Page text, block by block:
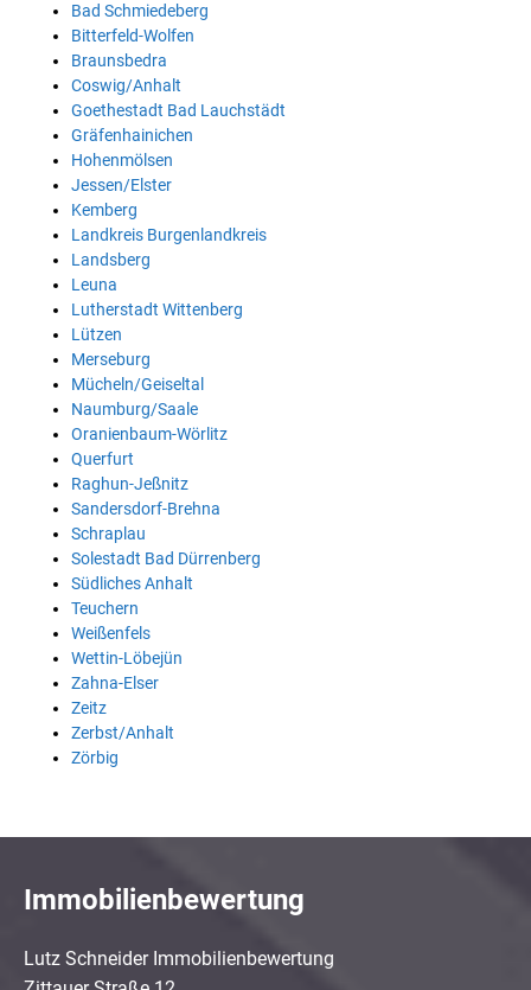
Bad Schmiedeberg
Bitterfeld-Wolfen
Braunsbedra
Coswig/Anhalt
Goethestadt Bad Lauchstädt
Gräfenhainichen
Hohenmölsen
Jessen/Elster
Kemberg
Landkreis Burgenlandkreis
Landsberg
Leuna
Lutherstadt Wittenberg
Lützen
Merseburg
Mücheln/Geiseltal
Naumburg/Saale
Oranienbaum-Wörlitz
Querfurt
Raghun-Jeßnitz
Sandersdorf-Brehna
Schraplau
Solestadt Bad Dürrenberg
Südliches Anhalt
Teuchern
Weißenfels
Wettin-Löbejün
Zahna-Elser
Zeitz
Zerbst/Anhalt
Zörbig
Immobilienbewertung
Lutz Schneider Immobilienbewertung